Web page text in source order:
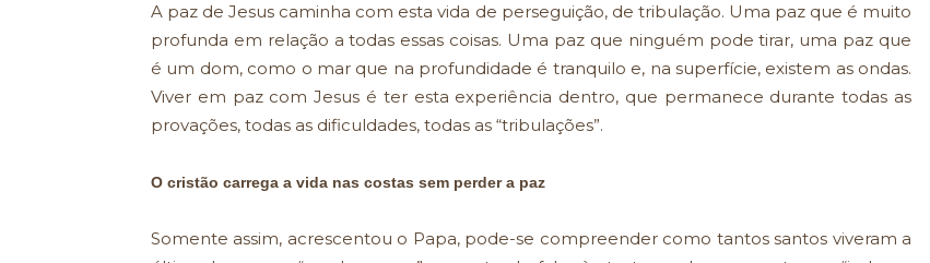
A paz de Jesus caminha com esta vida de perseguição, de tribulação. Uma paz que é muito
profunda em relação a todas essas coisas. Uma paz que ninguém pode tirar, uma paz que
é um dom, como o mar que na profundidade é tranquilo e, na superfície, existem as ondas.
Viver em paz com Jesus é ter esta experiência dentro, que permanece durante todas as
provações, todas as dificuldades, todas as “tribulações”.
O cristão carrega a vida nas costas sem perder a paz
Somente assim, acrescentou o Papa, pode-se compreender como tantos santos viveram a